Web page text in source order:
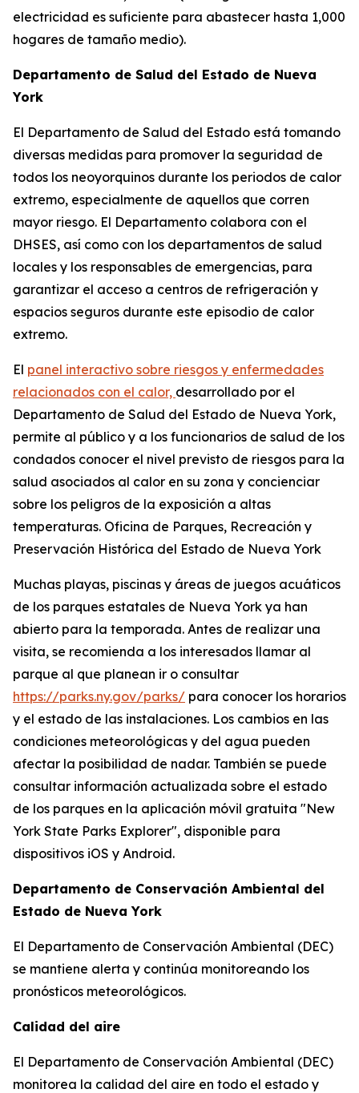
electricidad es suficiente para abastecer hasta 1,000
hogares de tamaño medio).
Departamento de Salud del Estado de Nueva
York
El Departamento de Salud del Estado está tomando
diversas medidas para promover la seguridad de
todos los neoyorquinos durante los periodos de calor
extremo, especialmente de aquellos que corren
mayor riesgo. El Departamento colabora con el
DHSES, así como con los departamentos de salud
locales y los responsables de emergencias, para
garantizar el acceso a centros de refrigeración y
espacios seguros durante este episodio de calor
extremo.
El panel interactivo sobre riesgos y enfermedades
relacionados con el calor, desarrollado por el
Departamento de Salud del Estado de Nueva York,
permite al público y a los funcionarios de salud de los
condados conocer el nivel previsto de riesgos para la
salud asociados al calor en su zona y concienciar
sobre los peligros de la exposición a altas
temperaturas. Oficina de Parques, Recreación y
Preservación Histórica del Estado de Nueva York
Muchas playas, piscinas y áreas de juegos acuáticos
de los parques estatales de Nueva York ya han
abierto para la temporada. Antes de realizar una
visita, se recomienda a los interesados llamar al
parque al que planean ir o consultar
https://parks.ny.gov/parks/ para conocer los horarios
y el estado de las instalaciones. Los cambios en las
condiciones meteorológicas y del agua pueden
afectar la posibilidad de nadar. También se puede
consultar información actualizada sobre el estado
de los parques en la aplicación móvil gratuita "New
York State Parks Explorer", disponible para
dispositivos iOS y Android.
Departamento de Conservación Ambiental del
Estado de Nueva York
El Departamento de Conservación Ambiental (DEC)
se mantiene alerta y continúa monitoreando los
pronósticos meteorológicos.
Calidad del aire
El Departamento de Conservación Ambiental (DEC)
monitorea la calidad del aire en todo el estado y